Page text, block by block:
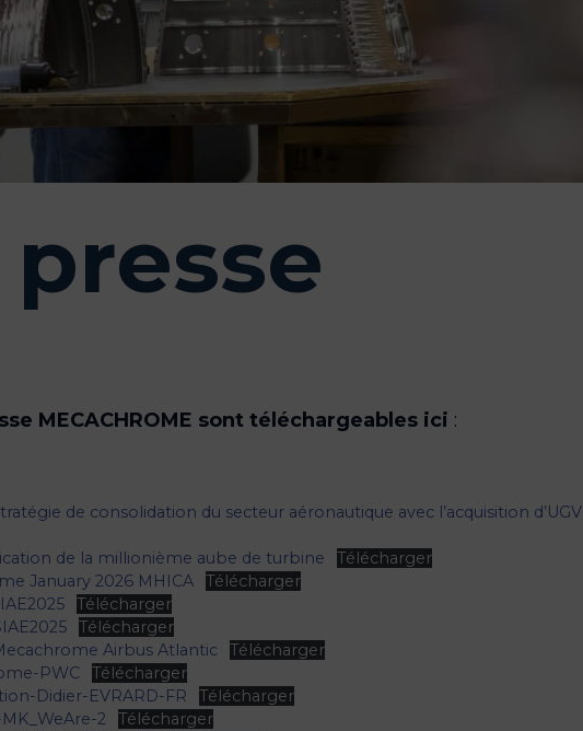
MECACHROME sont téléchargeables ici :
de consolidation du secteur aéronautique avec l’acquisition d’UGV
de la millionième aube de turbine
Télécharger
January 2026 MHICA
Télécharger
Télécharger
Télécharger
Airbus Atlantic
Télécharger
PWC
Télécharger
Didier-EVRARD-FR
Télécharger
2
Télécharger